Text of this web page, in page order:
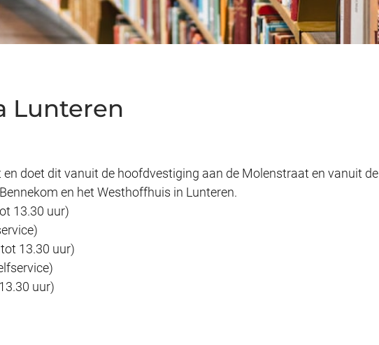
Lunteren
doet dit vanuit de hoofdvestiging aan de Molenstraat en vanuit de
en het Westhoffhuis in Lunteren.
13.30 uur)
13.30 uur)
uur)